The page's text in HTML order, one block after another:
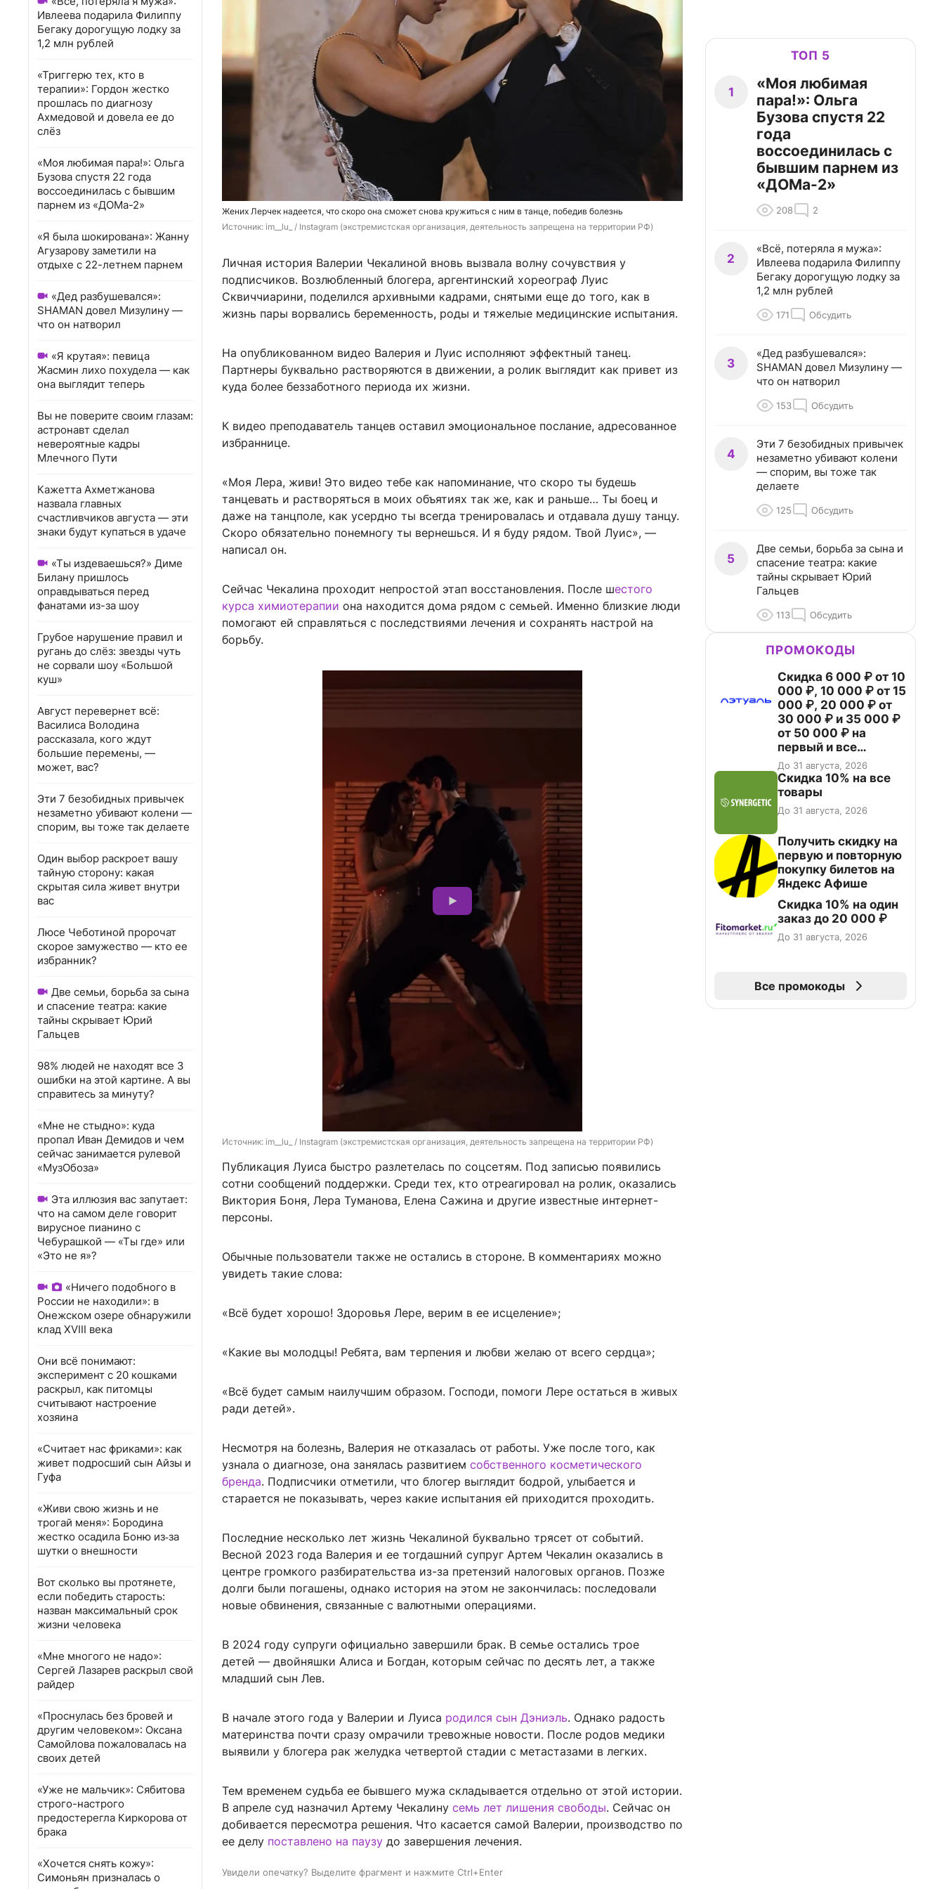
Ивлеева подарила Филиппу
Бегаку дорогущую лодку за
1,2 млн рублей
«Триггерю тех, кто в
терапии»: Гордон жестко
прошлась по диагнозу
Ахмедовой и довела ее до
слёз
«Моя любимая пара!»: Ольга
Бузова спустя 22 года
воссоединилась с бывшим
парнем из «ДОМа-2»
«Я была шокирована»: Жанну
Агузарову заметили на
отдыхе с 22-летнем парнем
«Дед разбушевался»:
SHAMAN довел Мизулину —
что он натворил
«Я крутая»: певица
Жасмин лихо похудела — как
она выглядит теперь
Вы не поверите своим глазам:
астронавт сделал
невероятные кадры
Млечного Пути
Кажетта Ахметжанова
назвала главных
счастливчиков августа — эти
знаки будут купаться в удаче
«Ты издеваешься?» Диме
Билану пришлось
оправдываться перед
фанатами из-за шоу
Грубое нарушение правил и
ругань до слёз: звезды чуть
не сорвали шоу «Большой
куш»
Август перевернет всё:
Василиса Володина
рассказала, кого ждут
большие перемены, —
может, вас?
Эти 7 безобидных привычек
незаметно убивают колени —
спорим, вы тоже так делаете
Один выбор раскроет вашу
тайную сторону: какая
скрытая сила живет внутри
вас
Люсе Чеботиной пророчат
скорое замужество — кто ее
избранник?
Две семьи, борьба за сына
и спасение театра: какие
тайны скрывает Юрий
Гальцев
98% людей не находят все 3
ошибки на этой картине. А вы
справитесь за минуту?
«Мне не стыдно»: куда
пропал Иван Демидов и чем
сейчас занимается рулевой
«МузОбоза»
Эта иллюзия вас запутает:
что на самом деле говорит
вирусное пианино с
Чебурашкой — «Ты где» или
«Это не я»?
«Ничего подобного в
России не находили»: в
Онежском озере обнаружили
клад XVIII века
Они всё понимают:
эксперимент с 20 кошками
раскрыл, как питомцы
считывают настроение
хозяина
«Считает нас фриками»: как
живет подросший сын Айзы и
Гуфа
«Живи свою жизнь и не
трогай меня»: Бородина
жестко осадила Боню из‑за
шутки о внешности
Вот сколько вы протянете,
если победить старость:
назван максимальный срок
жизни человека
«Мне многого не надо»:
Сергей Лазарев раскрыл свой
райдер
«Проснулась без бровей и
другим человеком»: Оксана
Самойлова пожаловалась на
своих детей
«Уже не мальчик»: Сябитова
строго-настрого
предостерегла Киркорова от
брака
«Хочется снять кожу»:
Симоньян призналась о
Жених Лерчек надеется, что скоро она сможет снова кружиться с ним в танце, победив болезнь
Источник: im__lu_ / Instagram (экстремистская организация, деятельность запрещена на территории РФ)
Личная история Валерии Чекалиной вновь вызвала волну сочувствия у
подписчиков. Возлюбленный блогера, аргентинский хореограф Луис
Сквиччиарини, поделился архивными кадрами, снятыми еще до того, как в
жизнь пары ворвались беременность, роды и тяжелые медицинские испытания.
На опубликованном видео Валерия и Луис исполняют эффектный танец.
Партнеры буквально растворяются в движении, а ролик выглядит как привет из
куда более беззаботного периода их жизни.
К видео преподаватель танцев оставил эмоциональное послание, адресованное
избраннице.
«Моя Лера, живи! Это видео тебе как напоминание, что скоро ты будешь
танцевать и растворяться в моих объятиях так же, как и раньше… Ты боец и
даже на танцполе, как усердно ты всегда тренировалась и отдавала душу танцу.
Скоро обязательно понемногу ты вернешься. И я буду рядом. Твой Луис», —
написал он.
Сейчас Чекалина проходит непростой этап восстановления. После шестого
курса химиотерапии она находится дома рядом с семьей. Именно близкие люди
помогают ей справляться с последствиями лечения и сохранять настрой на
борьбу.
Источник: im__lu_ / Instagram (экстремистская организация, деятельность запрещена на территории РФ)
Публикация Луиса быстро разлетелась по соцсетям. Под записью появились
сотни сообщений поддержки. Среди тех, кто отреагировал на ролик, оказались
Виктория Боня, Лера Туманова, Елена Сажина и другие известные интернет-
персоны.
Обычные пользователи также не остались в стороне. В комментариях можно
увидеть такие слова:
«Всё будет хорошо! Здоровья Лере, верим в ее исцеление»;
«Какие вы молодцы! Ребята, вам терпения и любви желаю от всего сердца»;
«Всё будет самым наилучшим образом. Господи, помоги Лере остаться в живых
ради детей».
Несмотря на болезнь, Валерия не отказалась от работы. Уже после того, как
узнала о диагнозе, она занялась развитием собственного косметического
бренда. Подписчики отметили, что блогер выглядит бодрой, улыбается и
старается не показывать, через какие испытания ей приходится проходить.
Последние несколько лет жизнь Чекалиной буквально трясет от событий.
Весной 2023 года Валерия и ее тогдашний супруг Артем Чекалин оказались в
центре громкого разбирательства из-за претензий налоговых органов. Позже
долги были погашены, однако история на этом не закончилась: последовали
новые обвинения, связанные с валютными операциями.
В 2024 году супруги официально завершили брак. В семье остались трое
детей — двойняшки Алиса и Богдан, которым сейчас по десять лет, а также
младший сын Лев.
В начале этого года у Валерии и Луиса родился сын Дэниэль. Однако радость
материнства почти сразу омрачили тревожные новости. После родов медики
выявили у блогера рак желудка четвертой стадии с метастазами в легких.
Тем временем судьба ее бывшего мужа складывается отдельно от этой истории.
В апреле суд назначил Артему Чекалину семь лет лишения свободы. Сейчас он
добивается пересмотра решения. Что касается самой Валерии, производство по
ее делу поставлено на паузу до завершения лечения.
Увидели опечатку? Выделите фрагмент и нажмите Ctrl+Enter
ТОП 5
1
«Моя любимая
пара!»: Ольга
Бузова спустя 22
года
воссоединилась с
бывшим парнем из
«ДОМа-2»
208 2
2
«Всё, потеряла я мужа»:
Ивлеева подарила Филиппу
Бегаку дорогущую лодку за
1,2 млн рублей
171 Обсудить
3
«Дед разбушевался»:
SHAMAN довел Мизулину —
что он натворил
153 Обсудить
4
Эти 7 безобидных привычек
незаметно убивают колени
— спорим, вы тоже так
делаете
125 Обсудить
5
Две семьи, борьба за сына и
спасение театра: какие
тайны скрывает Юрий
Гальцев
113 Обсудить
ПРОМОКОДЫ
Скидка 6 000 ₽ от 10
000 ₽, 10 000 ₽ от 15
000 ₽, 20 000 ₽ от
30 000 ₽ и 35 000 ₽
от 50 000 ₽ на
первый и все
повторные заказы по
промокоду НАБЕРИ
До 31 августа, 2026
Скидка 10% на все
товары
До 31 августа, 2026
Получить скидку на
первую и повторную
покупку билетов на
Яндекс Афише
Скидка 10% на один
заказ до 20 000 ₽
До 31 августа, 2026
Все промокоды